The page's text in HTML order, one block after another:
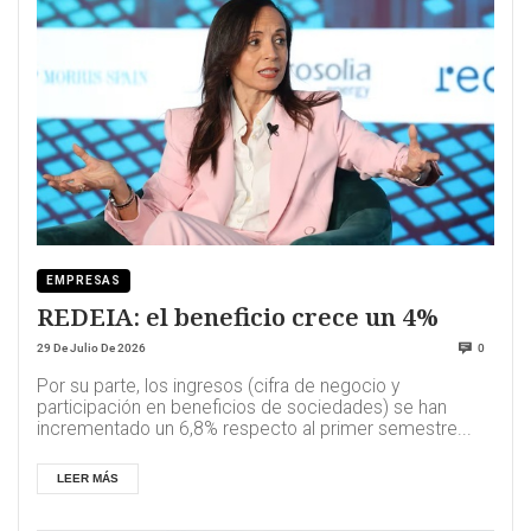
EMPRESAS
REDEIA: el beneficio crece un 4%
29 De Julio De 2026 0
Por su parte, los ingresos (cifra de negocio y
participación en beneficios de sociedades) se han
incrementado un 6,8% respecto al primer semestre...
LEER MÁS